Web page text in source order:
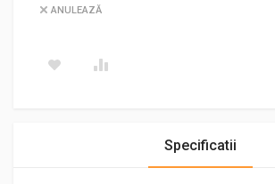
ANULEAZĂ
Specificatii